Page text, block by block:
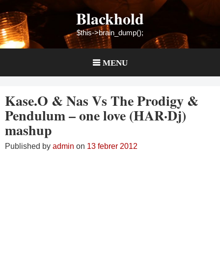
to
content
Blackhold
$this->brain_dump();
MENU
Kase.O & Nas Vs The Prodigy &
Pendulum – one love (HAR·Dj)
mashup
Published by admin on 13 febrer 2012